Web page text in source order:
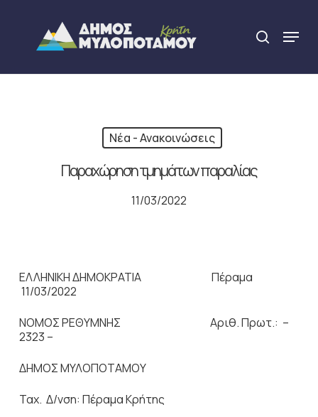
content
search
Menu
Νέα - Ανακοινώσεις
Παραχώρηση τμημάτων παραλίας
11/03/2022
ΕΛΛΗΝΙΚΗ ΔΗΜΟΚΡΑΤΙΑ Πέραμα
11/03/2022
ΝΟΜΟΣ ΡΕΘΥΜΝΗΣ Αριθ. Πρωτ.: –
2323 –
ΔΗΜΟΣ ΜΥΛΟΠΟΤΑΜΟΥ
Ταχ. Δ/νση: Πέραμα Κρήτης
Close